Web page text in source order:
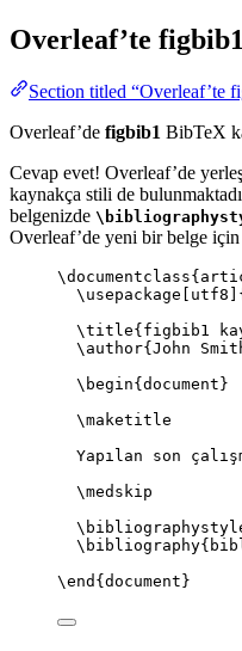
Overleaf’te figbib1
Section titled “Overleaf’te
Overleaf’de figbib1 BibTeX
Cevap evet! Overleaf’de
kaynakça stili de
belgenizde
Overleaf’de yeni bir belge için
\documentclass{
\usepackage
utf8
\title{figbib1
\author{John
\begin{ document }
\maketitle
Yapılan son
\medskip
\bibliography
\end { document }